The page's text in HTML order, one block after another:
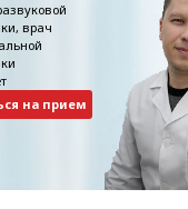
врач
на прием